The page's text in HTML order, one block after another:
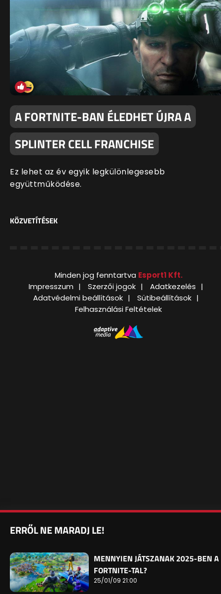
A FORTNITE-BAN ÉLEDHET ÚJRA A
SPLINTER CELL FRANCHISE
Ez lehet az év egyik legkülönlegesebb
együttműködése.
KÖZVETÍTÉSEK
Minden jog fenntartva Esport1 Kft.
Impresszum
Szerzői jogok
Adatkezelés
Adatvédelmi beállítások
Sütibeállítások
Felhasználási Feltételek
ERRŐL NE MARADJ LE!
MENNYIEN JÁTSZANAK 2025-BEN A
FORTNITE-TAL?
25/01/09 21:00